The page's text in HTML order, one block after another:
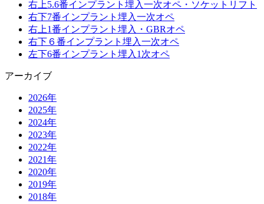
右上5.6番インプラント埋入一次オペ・ソケットリフト
右下7番インプラント埋入一次オペ
右上1番インプラント埋入・GBRオペ
右下６番インプラント埋入一次オペ
左下6番インプラント埋入1次オペ
アーカイブ
2026年
2025年
2024年
2023年
2022年
2021年
2020年
2019年
2018年